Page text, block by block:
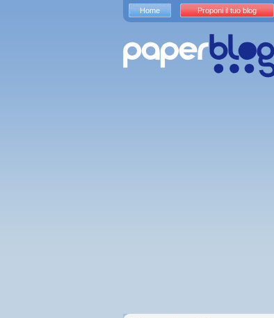
Home Proponi il tuo blog